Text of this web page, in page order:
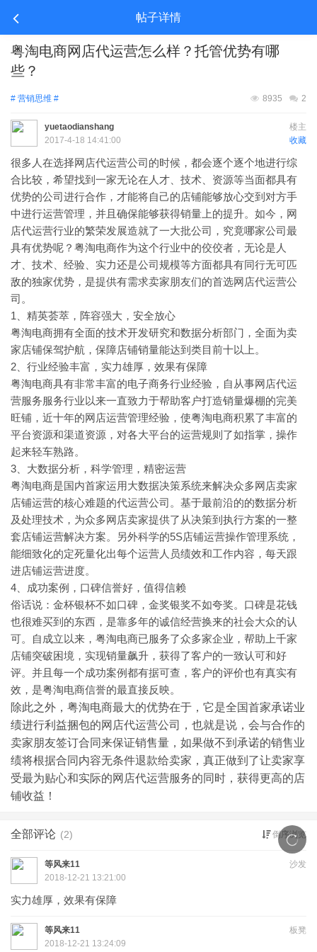
帖子详情
粤淘电商网店代运营怎么样？托管优势有哪
些？
# 营销思维 # 2
8935
楼主
yuetaodianshang
收藏
2017-4-18 14:41:00
很多人在选择网店代运营公司的时候，都会逐个逐个地进行综
合比较，希望找到一家无论在人才、技术、资源等当面都具有
优势的公司进行合作，才能将自己的店铺能够放心交到对方手
中进行运营管理，并且确保能够获得销量上的提升。如今，网
店代运营行业的繁荣发展造就了一大批公司，究竟哪家公司最
具有优势呢？粤淘电商作为这个行业中的佼佼者，无论是人
才、技术、经验、实力还是公司规模等方面都具有同行无可匹
敌的独家优势，是提供有需求卖家朋友们的首选网店代运营公
司。
1、精英荟萃，阵容强大，安全放心
粤淘电商拥有全面的技术开发研究和数据分析部门，全面为卖
家店铺保驾护航，保障店铺销量能达到类目前十以上。
2、行业经验丰富，实力雄厚，效果有保障
粤淘电商具有非常丰富的电子商务行业经验，自从事网店代运
营服务服务行业以来一直致力于帮助客户打造销量爆棚的完美
旺铺，近十年的网店运营管理经验，使粤淘电商积累了丰富的
平台资源和渠道资源，对各大平台的运营规则了如指掌，操作
起来轻车熟路。
3、大数据分析，科学管理，精密运营
粤淘电商是国内首家运用大数据决策系统来解决众多网店卖家
店铺运营的核心难题的代运营公司。基于最前沿的的数据分析
及处理技术，为众多网店卖家提供了从决策到执行方案的一整
套店铺运营解决方案。另外科学的5S店铺运营操作管理系统，
能细致化的定死量化出每个运营人员绩效和工作内容，每天跟
进店铺运营进度。
4、成功案例，口碑信誉好，值得信赖
俗话说：金杯银杯不如口碑，金奖银奖不如夸奖。口碑是花钱
也很难买到的东西，是靠多年的诚信经营换来的社会大众的认
可。自成立以来，粤淘电商已服务了众多家企业，帮助上千家
店铺突破困境，实现销量飙升，获得了客户的一致认可和好
评。并且每一个成功案例都有据可查，客户的评价也有真实有
效，是粤淘电商信誉的最直接反映。
除此之外，粤淘电商最大的优势在于，它是全国首家承诺业
绩进行利益捆包的网店代运营公司，也就是说，会与合作的
卖家朋友签订合同来保证销售量，如果做不到承诺的销售业
绩将根据合同内容无条件退款给卖家，真正做到了让卖家享
受最为贴心和实际的网店代运营服务的同时，获得更高的店
铺收益！
全部评论 (2) 倒序浏览
沙发
等风来11
2018-12-21 13:21:00
实力雄厚，效果有保障
板凳
等风来11
2018-12-21 13:24:09